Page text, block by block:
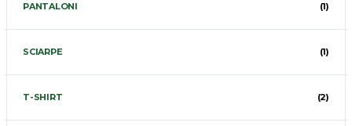
PANTALONI (1)
SCIARPE (1)
T-SHIRT (2)